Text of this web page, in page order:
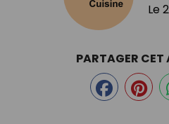
Le
PARTAGER CET